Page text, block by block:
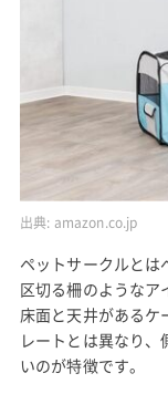
出典: amazon.co.jp
ペットサークルとは
区切る柵のようなア
床面と天井があるケ
レートとは異なり
いのが特徴です。